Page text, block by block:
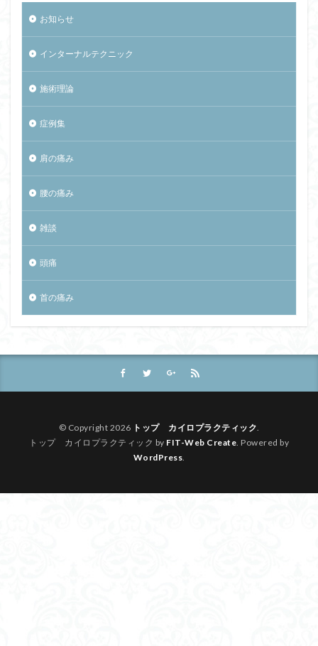
お知らせ
インターナルテクニック
施術理論
症例集
肩の痛み
腰の痛み
雑談
頭痛
首の痛み
© Copyright 2026 トップ カイロプラクティック
トップ カイロプラクティック by FIT-Web Create . Powered by
WordPress